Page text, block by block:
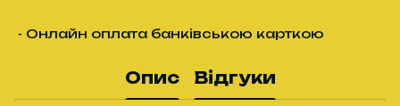
- Онлайн оплата банківською карткою
Опис Відгуки